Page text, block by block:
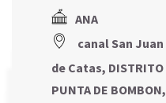
ANA
canal San Juan
de Catas, DISTRITO
PUNTA DE BOMBON,